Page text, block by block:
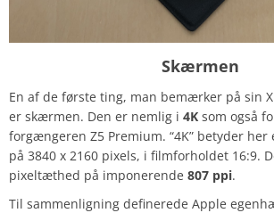
Skærmen
En af de første ting, man bemærker på sin
er skærmen. Den er nemlig i 4K som også
forgængeren Z5 Premium. “4K” betyder her
på 3840 x 2160 pixels, i filmforholdet 16:9.
pixeltæthed på imponerende 807 ppi.
Til sammenligning definerede Apple